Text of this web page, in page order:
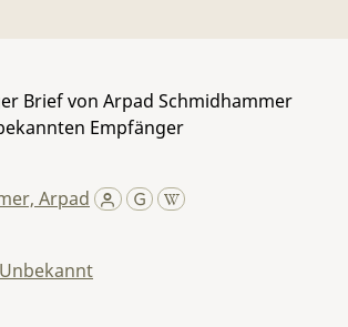
Brief von Arpad Schmidhammer
Empfänger
Arpad